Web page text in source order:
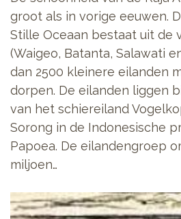
groot als in vorige eeuwen.
Stille Oceaan bestaat uit de
(Waigeo, Batanta, Salawati
dan 2500 kleinere eilanden
dorpen. De eilanden liggen
van het schiereiland
Sorong in de Indonesische
Papoea. De eilandengroep
miljoen…